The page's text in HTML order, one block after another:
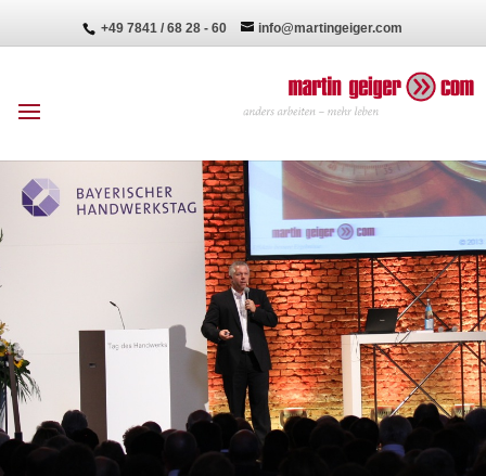
+49 7841 / 68 28 - 60 info@martingeiger.com